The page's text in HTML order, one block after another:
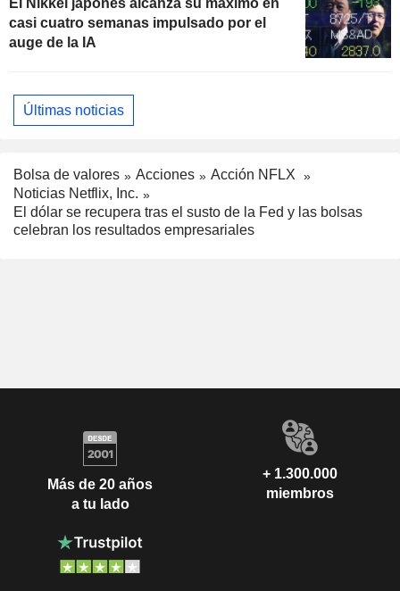
El Nikkei japonés alcanza su máximo en
casi cuatro semanas impulsado por el
auge de la IA
Últimas noticias
Bolsa de valores Acciones
Acción NFLX
Noticias Netflix, Inc.
El dólar se recupera tras el susto de la Fed y las bolsas
celebran los resultados empresariales
Más de 20 años
a tu lado
+ 1.300.000
miembros